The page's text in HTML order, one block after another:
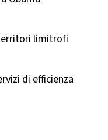
limitrofi
di efficienza